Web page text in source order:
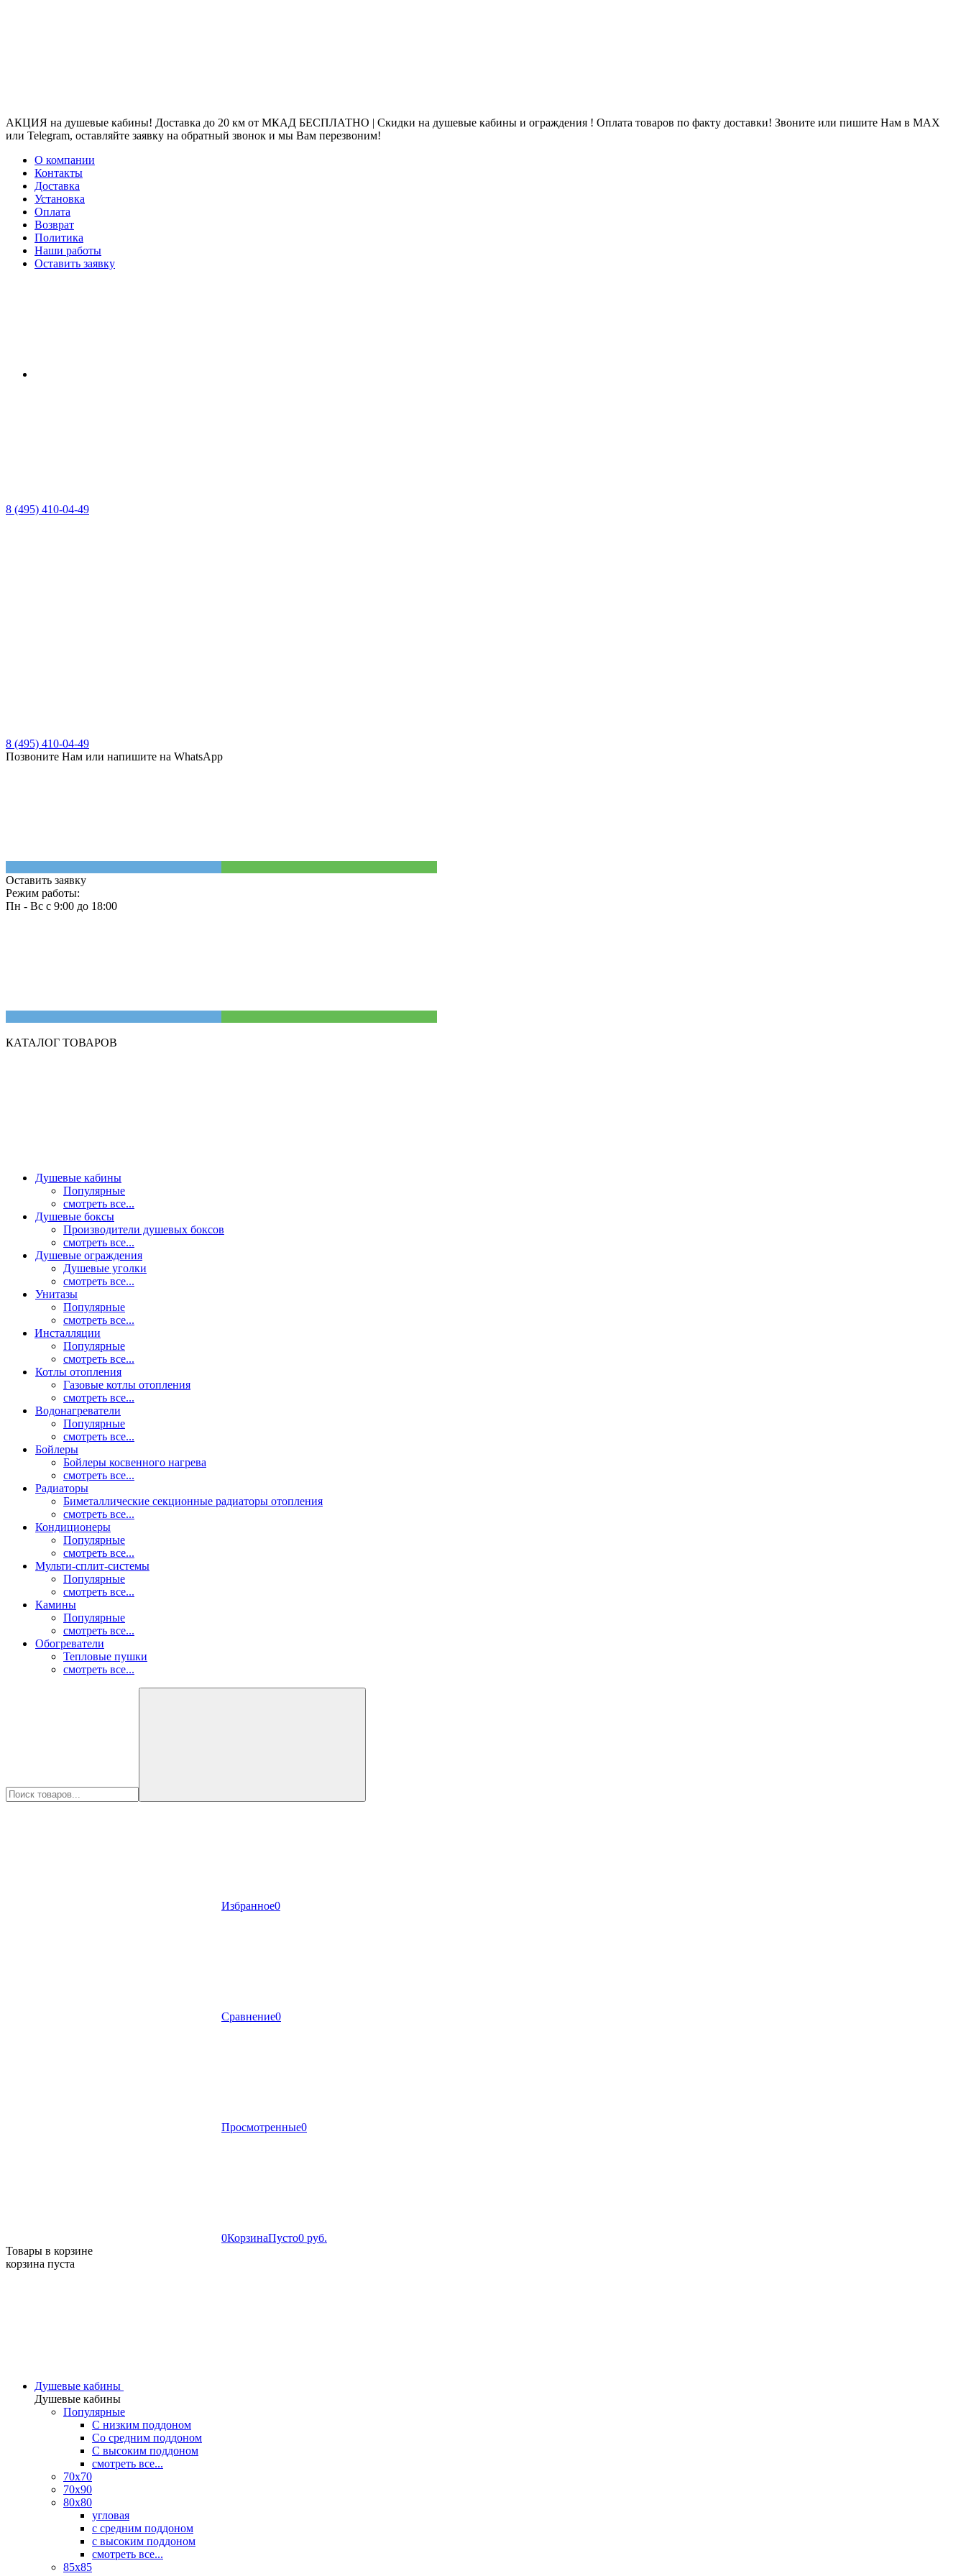
АКЦИЯ на душевые кабины! Доставка до 20 км от МКАД БЕСПЛАТНО | Скидки на душевые кабины и ограждения ! Оплата товаров по факту доставки! Звоните или пишите Нам в MAX
или Telegram, оставляйте заявку на обратный звонок и мы Вам перезвоним!
О компании
Контакты
Доставка
Установка
Оплата
Возврат
Политика
Наши работы
Оставить заявку
8 (495) 410-04-49
8 (495) 410-04-49
Позвоните Нам или напишите на WhatsApp
Оставить заявку
Режим работы:
Пн - Вс с 9:00 до 18:00
КАТАЛОГ ТОВАРОВ
Душевые кабины
Популярные
смотреть все...
Душевые боксы
Производители душевых боксов
смотреть все...
Душевые ограждения
Душевые уголки
смотреть все...
Унитазы
Популярные
смотреть все...
Инсталляции
Популярные
смотреть все...
Котлы отопления
Газовые котлы отопления
смотреть все...
Водонагреватели
Популярные
смотреть все...
Бойлеры
Бойлеры косвенного нагрева
смотреть все...
Радиаторы
Биметаллические секционные радиаторы отопления
смотреть все...
Кондиционеры
Популярные
смотреть все...
Мульти-сплит-системы
Популярные
смотреть все...
Камины
Популярные
смотреть все...
Обогреватели
Тепловые пушки
смотреть все...
Избранное0
Сравнение0
Просмотренные0
0КорзинаПусто0 руб.
Товары в корзине
корзина пуста
Душевые кабины
Душевые кабины
Популярные
C низким поддоном
Со средним поддоном
С высоким поддоном
смотреть все...
70х70
70х90
80х80
угловая
с средним поддоном
с высоким поддоном
смотреть все...
85х85